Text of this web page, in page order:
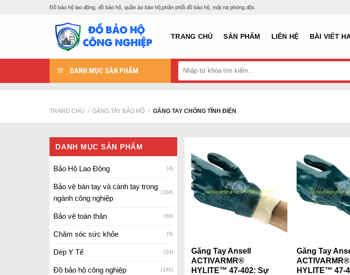
Đồ bảo hộ lao động, đồ bảo hộ, quần áo bảo hộ,phân phối đồ bảo hộ, mặt nạ phòng độc
TRANG CHỦ SẢN PHẨM LIÊN HỆ BÀI VIẾT
DANH MỤC SẢN PHẨM
kiếm:
TRANG CHỦ / GĂNG TAY BẢO HỘ / GĂNG TAY CHỐNG TĨNH ĐIỆN
DANH MỤC SẢN PHẨM
Bảo Hộ Lao Động (4)
Bảo vệ bàn tay và cánh tay trong
ngành công nghiệp
(104)
Bảo vệ toàn thân (69)
Chăm sóc sức khỏe (9)
Dép Y Tế (24)
Đồ bảo hộ công nghiệp (145)
Găng Tay Ansell
ACTIVARMR®
HYLITE™ 47-402: Sự
Găng Tay
ACTIVARMR®
HYLITE™ 47-